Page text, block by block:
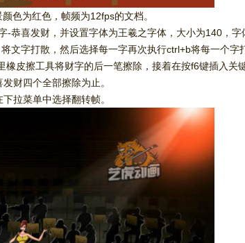
色为红色，帧频为12fps的文档。
恭喜发财，并设置字体为王羲之字体，大小为140，
文字打散，然后选择每一字再次执行ctrl+b将每一个字
皮擦工具将财字的后一笔擦除，接着在按f6键插入关
财四个全部擦除为止。
拉菜单中选择翻转帧。